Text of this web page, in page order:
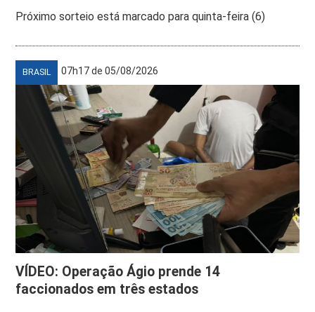
Próximo sorteio está marcado para quinta-feira (6)
BRASIL 07h17 de 05/08/2026
VÍDEO: Operação Ágio prende 14
faccionados em três estados